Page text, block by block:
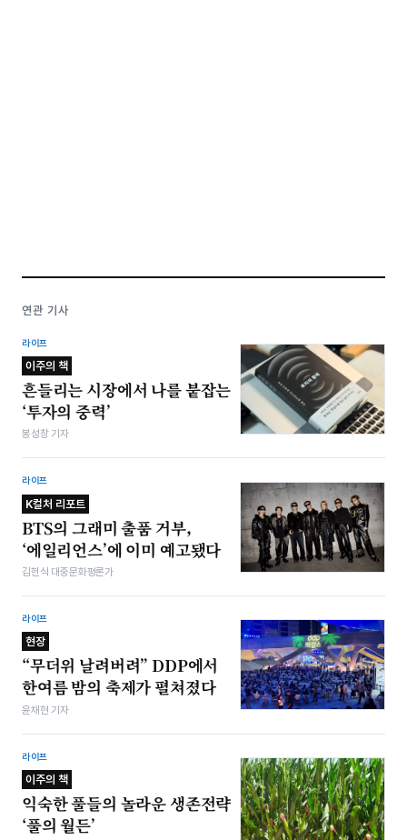
연관 기사
라이프
이주의 책
흔들리는 시장에서 나를 붙잡는
‘투자의 중력’
봉성창 기자
라이프
K컬처 리포트
BTS의 그래미 출품 거부,
‘에일리언스’에 이미 예고됐다
김헌식 대중문화평론가
라이프
현장
“무더위 날려버려” DDP에서
한여름 밤의 축제가 펼쳐졌다
윤채현 기자
라이프
이주의 책
익숙한 풀들의 놀라운 생존전략
‘풀의 월든’